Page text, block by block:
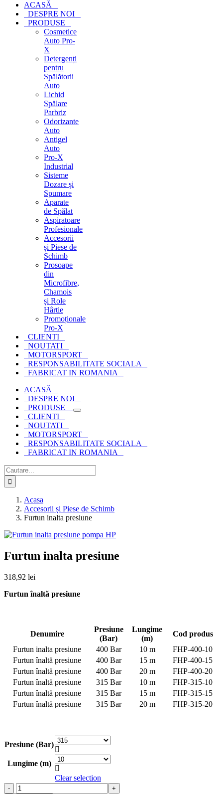
ACASĂ
DESPRE NOI
PRODUSE
Cosmetice
Auto Pro-
X
Detergenți
pentru
Spălătorii
Auto
Lichid
Spălare
Parbriz
Odorizante
Auto
Antigel
Auto
Pro-X
Industrial
Sisteme
Dozare și
Spumare
Aparate
de Spălat
Aspiratoare
Profesionale
Accesorii
și Piese de
Schimb
Prosoape
din
Microfibre,
Chamois
și Role
Hârtie
Promoționale
Pro-X
CLIENTI
NOUTATI
MOTORSPORT
RESPONSABILITATE SOCIALA
FABRICAT IN ROMANIA
ACASĂ
DESPRE NOI
PRODUSE
CLIENTI
NOUTATI
MOTORSPORT
RESPONSABILITATE SOCIALA
FABRICAT IN ROMANIA
Cautare...
Acasa
Accesorii și Piese de Schimb
Furtun inalta presiune
Furtun inalta presiune
318,92 lei
Furtun înaltă presiune
Denumire
Presiune
(Bar)
Lungime
(m)
Cod produs
Furtun inalta presiune
400 Bar 10 m
FHP-400-10
Furtun înaltă presiune
400 Bar 15 m
FHP-400-15
Furtun înaltă presiune
400 Bar 20 m
FHP-400-20
Furtun înaltă presiune
315 Bar 10 m
FHP-315-10
Furtun înaltă presiune
315 Bar 15 m
FHP-315-15
Furtun înaltă presiune
315 Bar 20 m FHP-315-20
Presiune (Bar)

Lungime (m)

Clear selection
Cantitate